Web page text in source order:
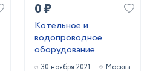
0 ₽
Котельное и
водопроводное
оборудование
30 ноября 2021 Москва